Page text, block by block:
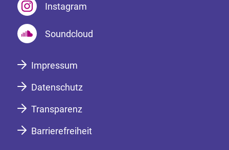
Instagram
Soundcloud
Impressum
Datenschutz
Transparenz
Barrierefreiheit